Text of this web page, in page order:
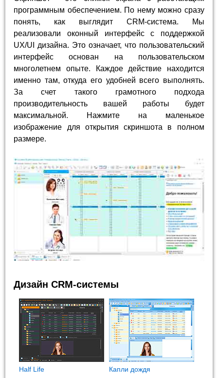
программным обеспечением. По нему можно сразу
понять, как выглядит CRM-система. Мы
реализовали оконный интерфейс с поддержкой
UX/UI дизайна. Это означает, что пользовательский
интерфейс основан на пользовательском
многолетнем опыте. Каждое действие находится
именно там, откуда его удобней всего выполнять.
За счет такого грамотного подхода
производительность вашей работы будет
максимальной. Нажмите на маленькое
изображение для открытия скриншота в полном
размере.
Дизайн CRM-системы
Half Life Капли дождя